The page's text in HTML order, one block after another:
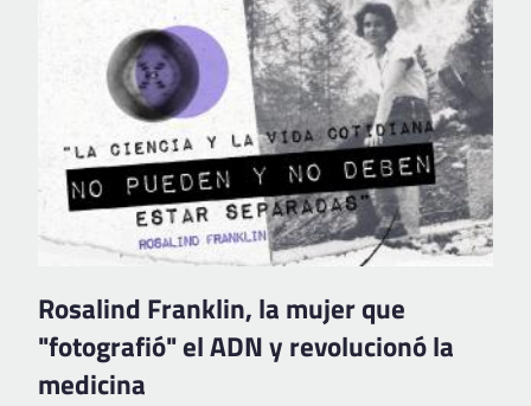
Rosalind Franklin, la mujer que
"fotografió" el ADN y revolucionó la
medicina